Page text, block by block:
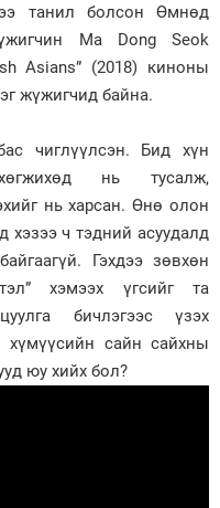
танил болсон Өмнөд
Ma Dong Seok
Asians” (2018) киноны
жүжигчид байна.
чиглүүлсэн. Бид хүн
нь тусалж,
нь харсан. Өнө олон
хэзээ ч тэдний асуудалд
Гэхдээ зөвхөн
хэмээх үгсийг та
бичлэгээс үзэх
хүмүүсийн сайн сайхны
юу хийх бол?